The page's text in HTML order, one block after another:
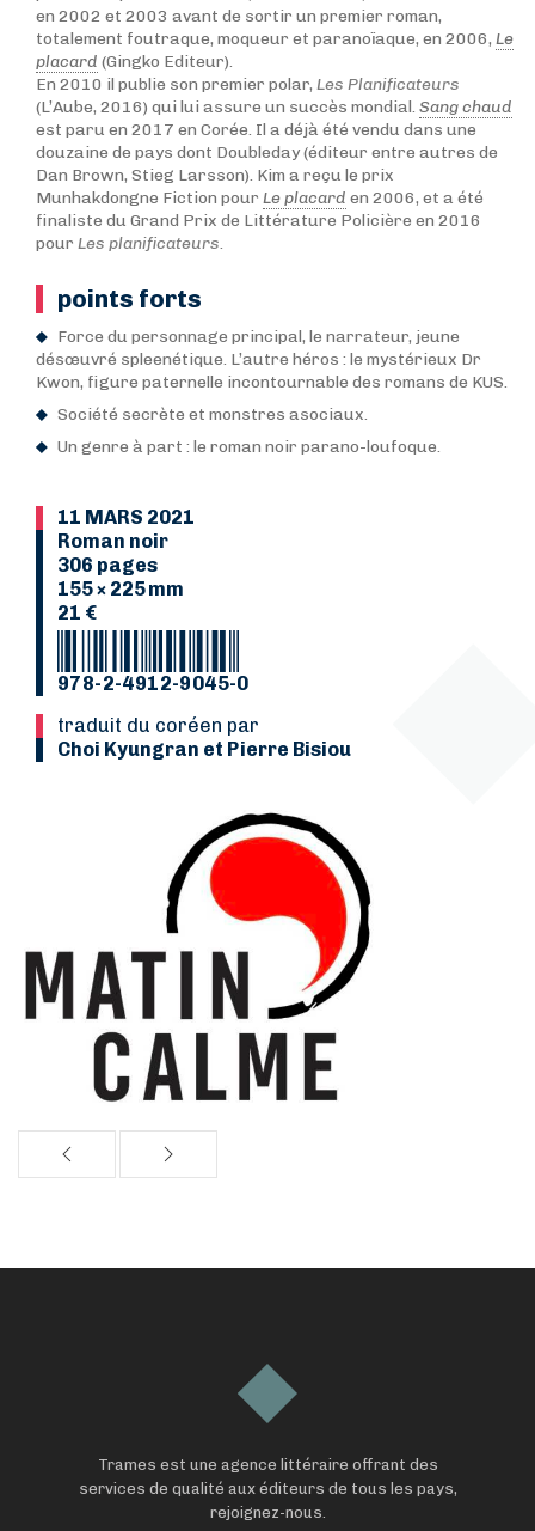
en 2002 et 2003 avant de sortir un premier roman,
totalement foutraque, moqueur et paranoïaque, en 2006, Le
placard (Gingko Editeur).
En 2010 il publie son premier polar, Les Planificateurs
(L’Aube, 2016) qui lui assure un succès mondial. Sang chaud
est paru en 2017 en Corée. Il a déjà été vendu dans une
douzaine de pays dont Doubleday (éditeur entre autres de
Dan Brown, Stieg Larsson). Kim a reçu le prix
Munhakdongne Fiction pour Le placard en 2006, et a été
finaliste du Grand Prix de Littérature Policière en 2016
pour Les planificateurs.
points forts
Force du personnage principal, le narrateur, jeune
désœuvré spleenétique. L’autre héros : le mystérieux Dr
Kwon, figure paternelle incontournable des romans de KUS.
Société secrète et monstres asociaux.
Un genre à part : le roman noir parano-loufoque.
11 MARS 2021
Roman noir
306 pages
155 × 225 mm
21 €
978-2-4912-9045-0
Traduit du coréen par
Choi Kyungran et Pierre Bisiou
Trames est une agence littéraire offrant des
services de qualité aux éditeurs de tous les pays,
rejoignez-nous.